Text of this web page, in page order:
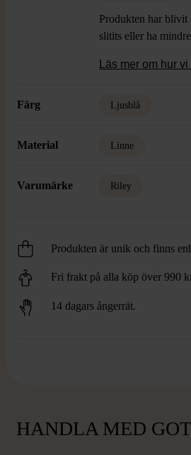
Produkten har blivit
slitits eller ha
Läs mer om hur
Färg Ljusblå
Material Linne
Varumärke Riley
Produkten är unik och finns
Fri frakt på alla köp över 990
14 dagars ångerrät.
HANDLA MED